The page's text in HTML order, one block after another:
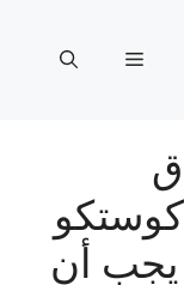
القائمة
كوستكو
يجب أن